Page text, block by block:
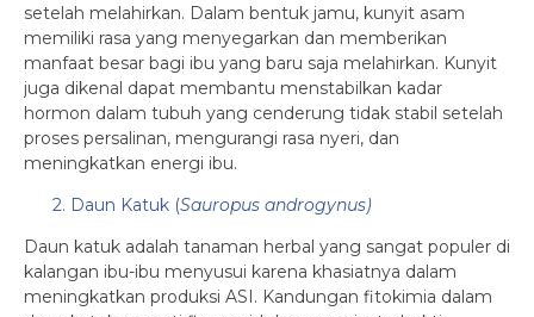
setelah melahirkan. Dalam bentuk jamu, kunyit asam
memiliki rasa yang menyegarkan dan memberikan
manfaat besar bagi ibu yang baru saja melahirkan. Kunyit
juga dikenal dapat membantu menstabilkan kadar
hormon dalam tubuh yang cenderung tidak stabil setelah
proses persalinan, mengurangi rasa nyeri, dan
meningkatkan energi ibu.
2. Daun Katuk (Sauropus androgynus)
Daun katuk adalah tanaman herbal yang sangat populer di
kalangan ibu-ibu menyusui karena khasiatnya dalam
meningkatkan produksi ASI. Kandungan fitokimia dalam